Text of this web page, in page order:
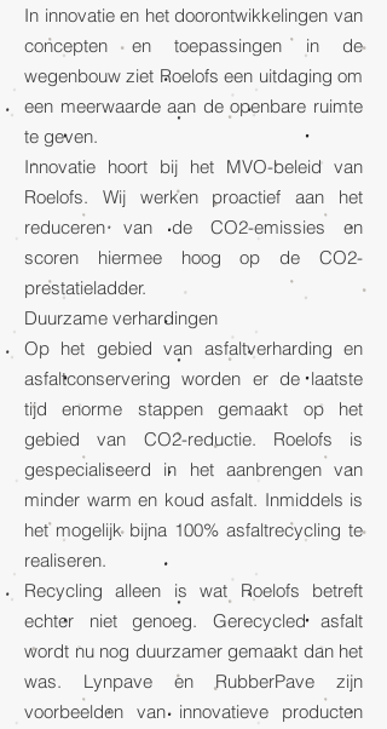
In innovatie en het doorontwikkelingen van
concepten en toepassingen in de
wegenbouw ziet Roelofs een uitdaging om
een meerwaarde aan de openbare ruimte
te geven.
Innovatie hoort bij het MVO-beleid van
Roelofs. Wij werken proactief aan het
reduceren van de CO2-emissies en
scoren hiermee hoog op de CO2-
prestatieladder.
Duurzame verhardingen
Op het gebied van asfaltverharding en
asfaltconservering worden er de laatste
tijd enorme stappen gemaakt op het
gebied van CO2-reductie. Roelofs is
gespecialiseerd in het aanbrengen van
minder warm en koud asfalt. Inmiddels is
het mogelijk bijna 100% asfaltrecycling te
realiseren.
Recycling alleen is wat Roelofs betreft
echter niet genoeg. Gerecycled asfalt
wordt nu nog duurzamer gemaakt dan het
was. Lynpave en RubberPave zijn
voorbeelden van innovatieve producten